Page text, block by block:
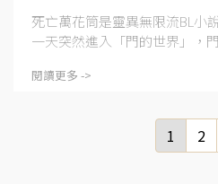
死亡萬花筒是靈異無限流BL小
一天突然進入「門的世界」，
閱讀更多 ->
1 2